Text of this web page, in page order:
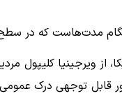
مدت‌هاست که در سطح
قابل توجهی درک